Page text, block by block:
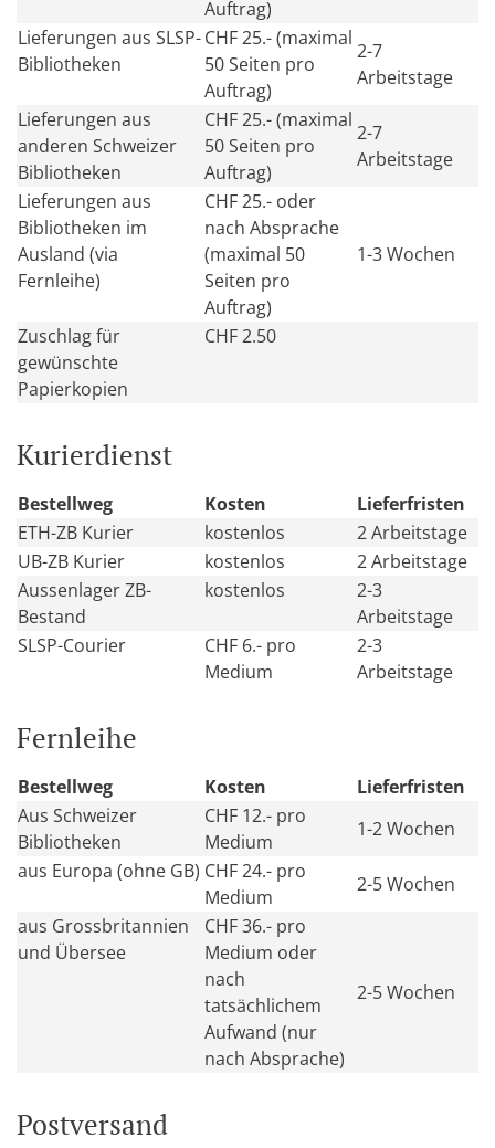
Auftrag)
Lieferungen aus SLSP-
Bibliotheken
CHF 25.- (maximal
50 Seiten pro
Auftrag)
2-7
Arbeitstage
Lieferungen aus
anderen Schweizer
Bibliotheken
CHF 25.- (maximal
50 Seiten pro
Auftrag)
2-7
Arbeitstage
Lieferungen aus
Bibliotheken im
Ausland (via
Fernleihe)
CHF 25.- oder
nach Absprache
(maximal 50
Seiten pro
Auftrag)
1-3 Wochen
Zuschlag für
gewünschte
Papierkopien
CHF 2.50
Kurierdienst
Bestellweg Kosten
Lieferfristen
ETH-ZB Kurier
kostenlos
2 Arbeitstage
UB-ZB Kurier
kostenlos
2 Arbeitstage
Aussenlager ZB-
Bestand
kostenlos
2-3
Arbeitstage
SLSP-Courier
CHF 6.- pro
Medium
2-3
Arbeitstage
Fernleihe
Bestellweg Kosten
Lieferfristen
Aus Schweizer
Bibliotheken
CHF 12.- pro
Medium
1-2 Wochen
aus Europa (ohne GB) CHF 24.- pro
Medium
2-5 Wochen
aus Grossbritannien
und Übersee
CHF 36.- pro
Medium oder
nach
tatsächlichem
Aufwand (nur
nach Absprache)
2-5 Wochen
Postversand